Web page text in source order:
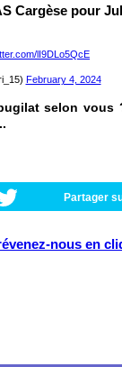
Cargèse pour
lI9DLo5QcE
February 4, 2024
selon vous
Partager
nous en